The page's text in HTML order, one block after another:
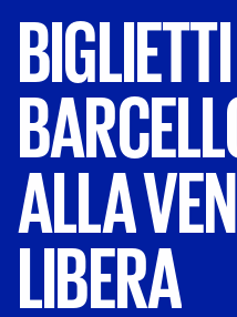
BIGLIETTI
ALLA
LIBERA